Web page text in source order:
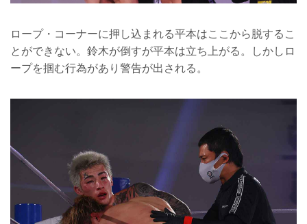
ロープ・コーナーに押し込まれる平本はここから脱するこ
とができない。鈴木が倒すが平本は立ち上がる。しかしロ
ープを掴む行為があり警告が出される。